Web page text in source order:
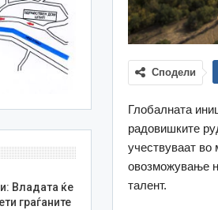
Сподели
Глобалната
радовишките
учествуваат во
овозможување
талент.
Владата ќе
граѓаните